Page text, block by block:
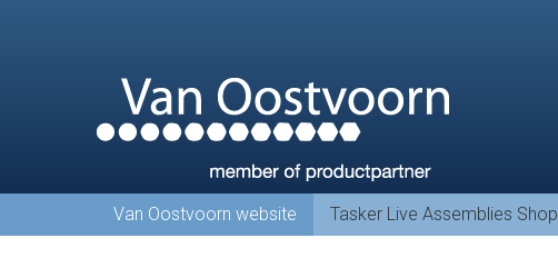
Van Oostvoorn website Tasker Live Assemblies Shop